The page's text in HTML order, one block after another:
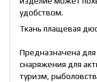
удобством.
Ткань плащевая
Предназначена
снаряжения для
туризм,